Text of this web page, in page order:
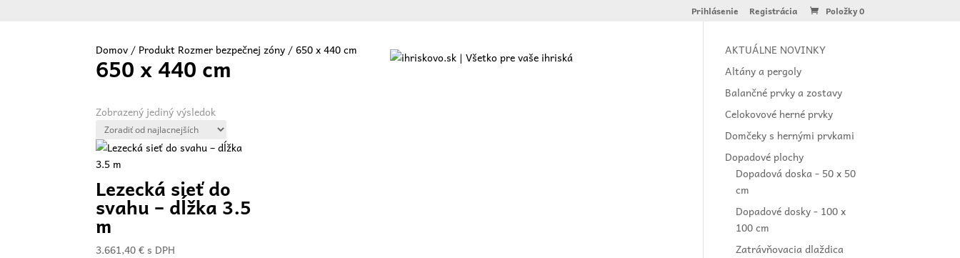
Prihlásenie Registrácia Položky 0
Domov / Produkt Rozmer bezpečnej zóny / 650 x 440 cm
650 x 440 cm
Zobrazený jediný výsledok
Lezecká sieť do
svahu – dĺžka 3.5
m
3.661,40€ s DPH
AKTUÁLNE NOVINKY
Altány a pergoly
Balančné prvky a zostavy
Celokovové herné prvky
Domčeky s hernými prvkami
Dopadové plochy
Dopadová doska - 50 x 50
cm
Dopadové dosky - 100 x
100 cm
Zatrávňovacia dlaždica